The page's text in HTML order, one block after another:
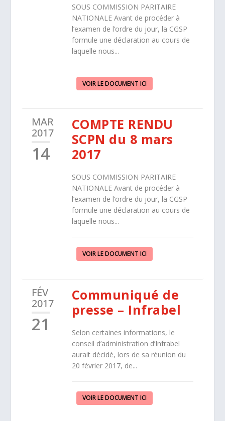
SOUS COMMISSION PARITAIRE
NATIONALE Avant de procéder à
l’examen de l’ordre du jour, la CGSP
formule une déclaration au cours de
laquelle nous...
VOIR LE DOCUMENT ICI
MAR
2017
14
COMPTE RENDU
SCPN du 8 mars
2017
SOUS COMMISSION PARITAIRE
NATIONALE Avant de procéder à
l’examen de l’ordre du jour, la CGSP
formule une déclaration au cours de
laquelle nous...
VOIR LE DOCUMENT ICI
FÉV
2017
21
Communiqué de
presse – Infrabel
Selon certaines informations, le
conseil d’administration d’Infrabel
aurait décidé, lors de sa réunion du
20 février 2017, de...
VOIR LE DOCUMENT ICI